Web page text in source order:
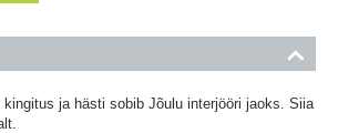
kingitus ja hästi sobib Jõulu interjööri jaoks. Siia